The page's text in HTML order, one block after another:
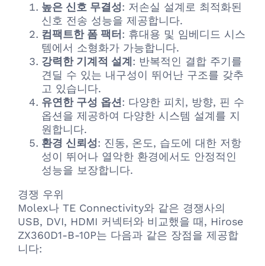
높은 신호 무결성: 저손실 설계로 최적화된
신호 전송 성능을 제공합니다.
컴팩트한 폼 팩터 : 휴대용 및 임베디드 시스
템에서 소형화가 가능합니다.
강력한 기계적 설계 : 반복적인 결합 주기를
견딜 수 있는 내구성이 뛰어난 구조를 갖추
고 있습니다.
유연한 구성 옵션: 다양한 피치, 방향, 핀 수
옵션을 제공하여 다양한 시스템 설계를 지
원합니다.
환경 신뢰성: 진동, 온도, 습도에 대한 저항
성이 뛰어나 열악한 환경에서도 안정적인
성능을 보장합니다.
경쟁 우위
Molex나 TE Connectivity와 같은 경쟁사의
USB, DVI, HDMI 커넥터와 비교했을 때, Hirose
ZX360D1-B-10P는 다음과 같은 장점을 제공합
니다: